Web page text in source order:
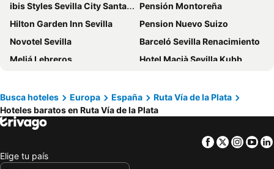
ibis Styles Sevilla City Santa Justa
Pensión Montoreña
Hilton Garden Inn Sevilla
Pension Nuevo Suizo
Novotel Sevilla
Barceló Sevilla Renacimiento
Meliá Lebreros
Hotel Macià Sevilla Kubb
Hotel Cervantes
Vincci La Rabida
Ibis Sevilla
Exe Isla Cartuja
Vértice Sevilla
Hesperia Sevilla
Hotel América Sevilla
Busca hoteles Europa España
Ruta Vía de la Plata
Hoteles baratos en Ruta Vía de la Plata
Facebook
Twitter
Elige tu país